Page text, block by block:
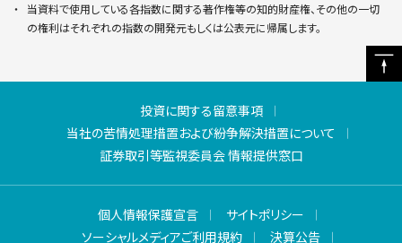
当資料で使用している各指数に関する著作権等の知的財産権、その他の一切
の権利はそれぞれの指数の開発元もしくは公表元に帰属します。
投資に関する留意事項
当社の苦情処理措置および紛争解決措置について
証券取引等監視委員会 情報提供窓口
個人情報保護宣言
サイトポリシー
ソーシャルメディアご利用規約
決算公告